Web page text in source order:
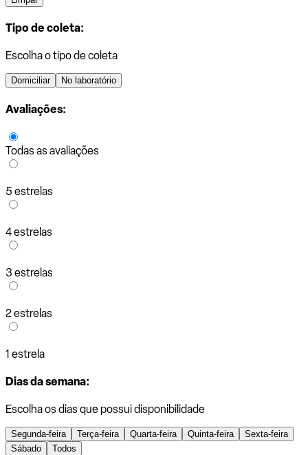
Tipo de coleta:
Escolha o tipo de coleta
Domiciliar No laboratório
Avaliações:
Todas as avaliações
5 estrelas
4 estrelas
3 estrelas
2 estrelas
1 estrela
Dias da semana:
Escolha os dias que possui disponibilidade
Segunda-feira Terça-feira Quarta-feira Quinta-feira
Sexta-feira
Sábado
Todos